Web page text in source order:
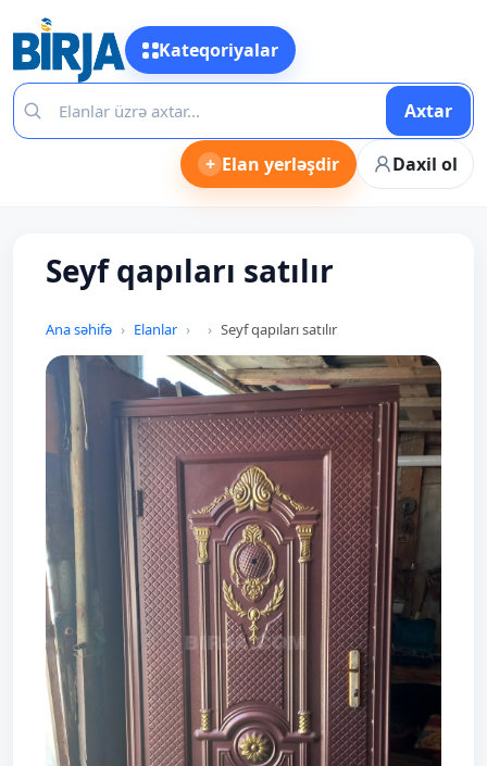
Kateqoriyalar
Axtar
+ Elan yerləşdir Daxil ol
Seyf qapıları satılır
Ana səhifə Elanlar Seyf qapıları satılır